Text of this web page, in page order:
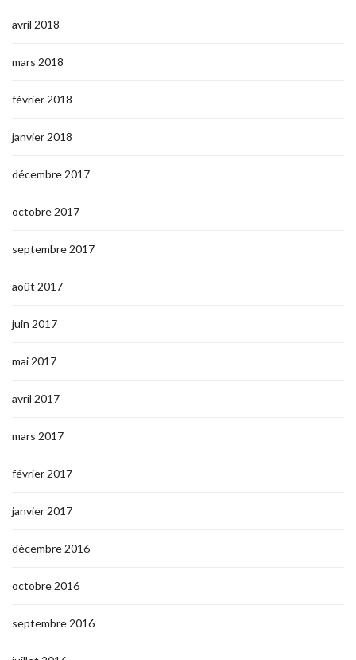
avril 2018
mars 2018
février 2018
janvier 2018
décembre 2017
octobre 2017
septembre 2017
août 2017
juin 2017
mai 2017
avril 2017
mars 2017
février 2017
janvier 2017
décembre 2016
octobre 2016
septembre 2016